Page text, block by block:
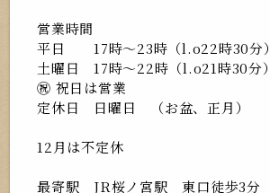
営業時間
平日 17時〜23時（l.o22時30分）
土曜日 17時〜22時（l.o21時30分）
㊗️ 祝日は営業
定休日 日曜日 （お盆、正月）
12月は不定休
最寄駅 JR桜ノ宮駅 東口徒歩3分